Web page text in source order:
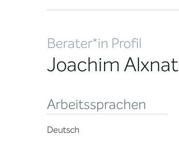
Berater*in Profil
Joachim Alxnat
Arbeitssprachen
Deutsch